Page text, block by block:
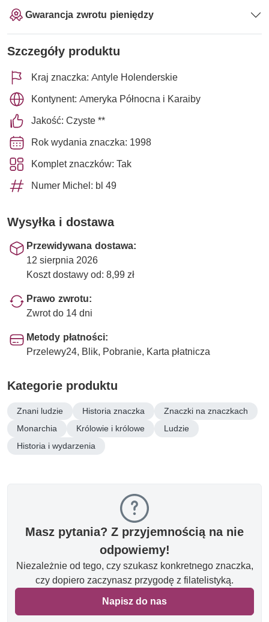
Gwarancja zwrotu pieniędzy
Szczegóły produktu
Kraj znaczka: Antyle Holenderskie
Kontynent: Ameryka Północna i Karaiby
Jakość: Czyste **
Rok wydania znaczka: 1998
Komplet znaczków: Tak
Numer Michel: bl 49
Wysyłka i dostawa
Przewidywana dostawa:
12 sierpnia 2026
Koszt dostawy od: 8,99 zł
Prawo zwrotu:
Zwrot do 14 dni
Metody płatności:
Przelewy24, Blik, Pobranie, Karta płatnicza
Kategorie produktu
Znani ludzie Historia znaczka
Znaczki na znaczkach
Monarchia
Królowie i królowe
Ludzie
Historia i wydarzenia
Masz pytania? Z przyjemnością na nie
odpowiemy!
Niezależnie od tego, czy szukasz konkretnego znaczka,
czy dopiero zaczynasz przygodę z filatelistyką.
Napisz do nas